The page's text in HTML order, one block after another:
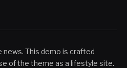
This demo is crafted
of the theme as a lifestyle site.